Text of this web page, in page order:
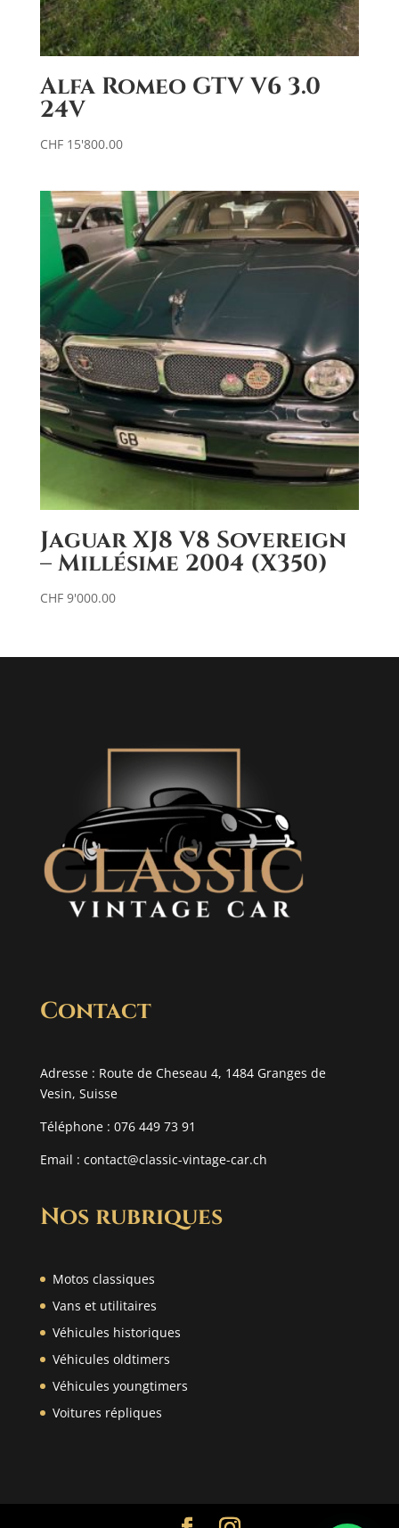
Alfa Romeo GTV V6 3.0
24V
CHF15'800.00
Jaguar XJ8 V8 Sovereign
– Millésime 2004 (X350)
CHF9'000.00
Contact
Adresse : Route de Cheseau 4, 1484 Granges de
Vesin, Suisse
Téléphone : 076 449 73 91
Email : contact@classic-vintage-car.ch
Nos rubriques
Motos classiques
Vans et utilitaires
Véhicules historiques
Véhicules oldtimers
Véhicules youngtimers
Voitures répliques